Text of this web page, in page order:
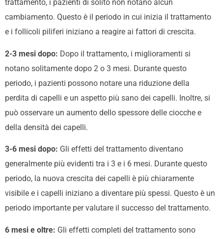
trattamento, i pazienti di solito non notano alcun
cambiamento. Questo è il periodo in cui inizia il trattamento
e i follicoli piliferi iniziano a reagire ai fattori di crescita.
2-3 mesi dopo: Dopo il trattamento, i miglioramenti si
notano solitamente dopo 2 o 3 mesi. Durante questo
periodo, i pazienti possono notare una riduzione della
perdita di capelli e un aspetto più sano dei capelli. Inoltre, si
può osservare un aumento dello spessore delle ciocche e
della densità dei capelli.
3-6 mesi dopo: Gli effetti del trattamento diventano
generalmente più evidenti tra i 3 e i 6 mesi. Durante questo
periodo, la nuova crescita dei capelli è più chiaramente
visibile e i capelli iniziano a diventare più spessi. Questo è un
periodo importante per valutare il successo del trattamento.
6 mesi e oltre: Gli effetti completi del trattamento sono